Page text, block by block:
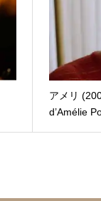
アメリ
d’Amélie